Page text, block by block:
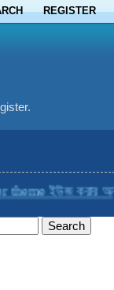
REGISTER
ইউজ করার